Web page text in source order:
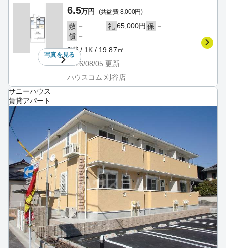
写真を見る
6.5万円 (共益費 8,000円)
敷 － 礼65,000円 保 －
償 －
3階 / 1K / 19.87㎡
2026/08/05 更新
ハウスコム 刈谷店
サニーハウス
賃貸アパート